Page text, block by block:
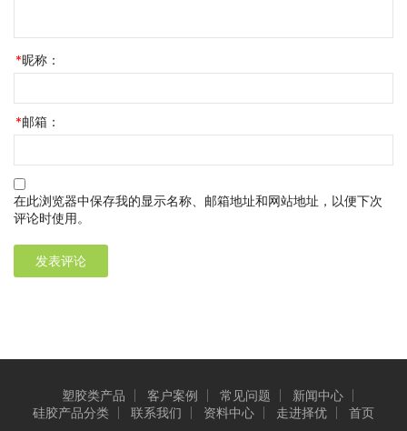
*昵称：
*邮箱：
在此浏览器中保存我的显示名称、邮箱地址和网站地址，以便下次
评论时使用。
塑胶类产品 客户案例 常见问题
新闻中心
硅胶产品分类
联系我们 资料中心 走进择优 首页